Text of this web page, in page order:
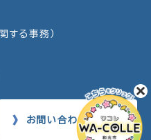
する事務）
お問い合わせ